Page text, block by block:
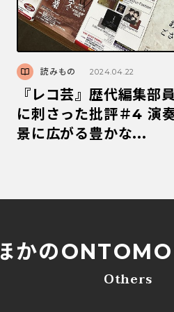
読みもの 2024.04.22
『レコ芸』歴代編集部
に刺さった批評＃4 演
景に広がる豊かな...
かの
Others